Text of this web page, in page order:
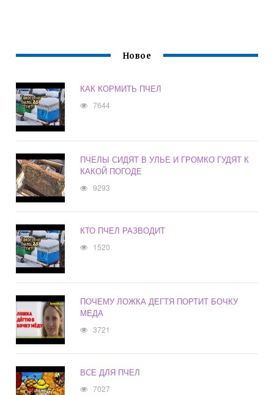
Новое
КАК КОРМИТЬ ПЧЕЛ
7644
ПЧЕЛЫ СИДЯТ В УЛЬЕ И ГРОМКО ГУДЯТ К
КАКОЙ ПОГОДЕ
9293
КТО ПЧЕЛ РАЗВОДИТ
1520
ПОЧЕМУ ЛОЖКА ДЕГТЯ ПОРТИТ БОЧКУ
МЕДА
3721
ВСЕ ДЛЯ ПЧЕЛ
7027